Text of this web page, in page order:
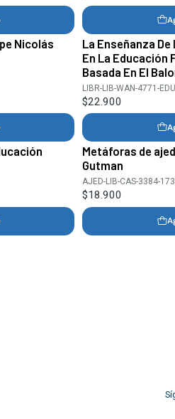
Nicolás
La Enseñanza
En La Educación
Basada En El
LIBR-LIB-WAN-4771-EDU
$22.900
Metáforas de
Gutman
AJED-LIB-CAS-3384-173
$18.900